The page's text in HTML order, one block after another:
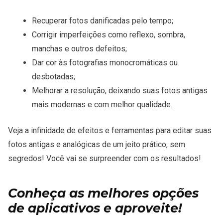
Recuperar fotos danificadas pelo tempo;
Corrigir imperfeições como reflexo, sombra,
manchas e outros defeitos;
Dar cor às fotografias monocromáticas ou
desbotadas;
Melhorar a resolução, deixando suas fotos antigas
mais modernas e com melhor qualidade.
Veja a infinidade de efeitos e ferramentas para editar suas
fotos antigas e analógicas de um jeito prático, sem
segredos! Você vai se surpreender com os resultados!
Conheça as melhores opções
de aplicativos e aproveite!